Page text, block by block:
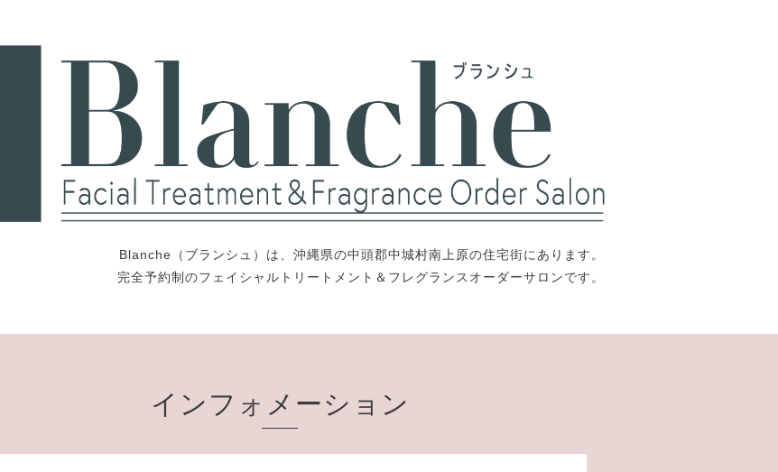
Blanche（ブランシュ）は、沖縄県の中頭郡中城村南上原の住宅街にあります。
完全予約制のフェイシャルトリートメント＆フレグランスオーダーサロンです。
インフォメーション